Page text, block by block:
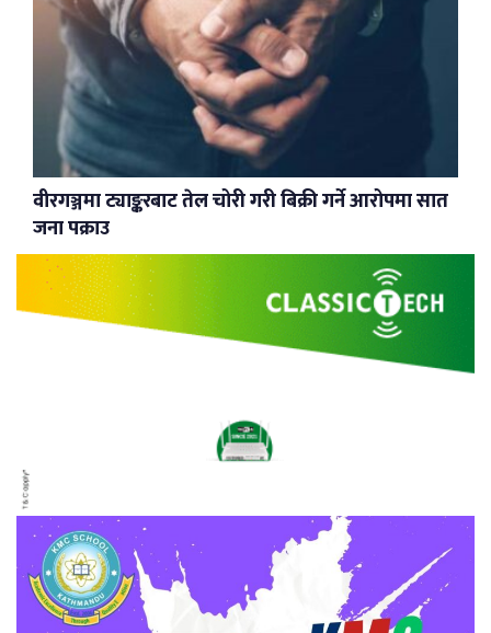
वीरगञ्जमा ट्याङ्करबाट तेल चोरी गरी बिक्री गर्ने आरोपमा सात
जना पक्राउ